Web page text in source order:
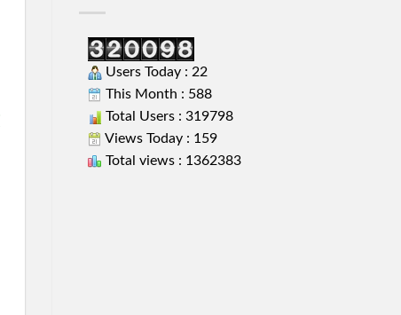
Users Today : 22
This Month : 588
Total Users : 319798
Views Today : 159
Total views : 1362383